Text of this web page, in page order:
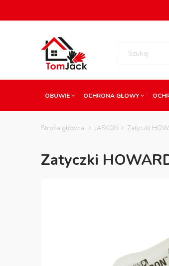
OBUWIE OCHRONA GŁOWY
Strona główna JASKON Zatyczki
Zatyczki